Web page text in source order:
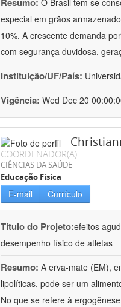
O Brasil tem se
especial em grãos
10%. A crescente demanda
com segurança duvidosa,
Instituição/UF/País:
Vigência: Wed Dec 20
COORDENADOR(A)
CIÊNCIAS DA SAÚDE
Educação Física
E-mail Currículo
Título do Projeto:efeitos
desempenho físico de atletas
Resumo: A erva-mate (EM),
lipolíticas, pode ser um
No que se refere à